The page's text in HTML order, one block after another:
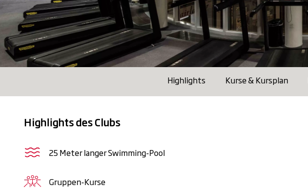
Highlights Kurse & Kursplan
Highlights des Clubs
25 Meter langer Swimming-Pool
Gruppen-Kurse